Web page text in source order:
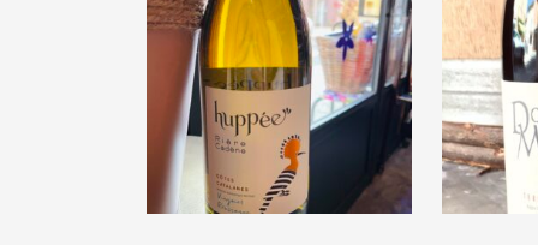
Domaine Rière
Cadène « Huppée »
2020
«